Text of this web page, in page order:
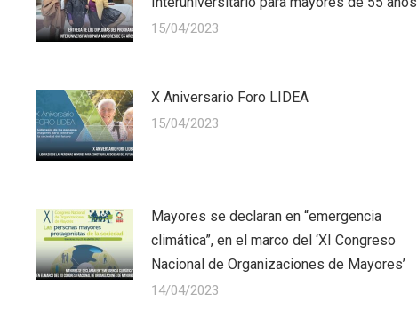
15/04/2023
X Aniversario Foro LIDEA
15/04/2023
Mayores se declaran en “emergencia
climática”, en el marco del ‘XI Congreso
Nacional de Organizaciones de Mayores’
14/04/2023